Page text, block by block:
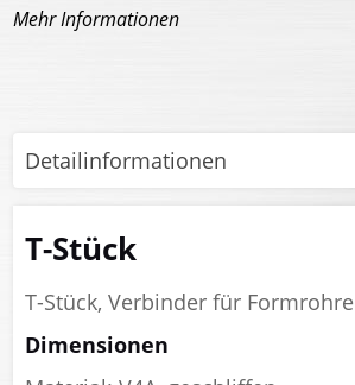
Mehr Informationen
Detailinformationen
T-Stück
T-Stück, Verbinder für Formrohre
Dimensionen